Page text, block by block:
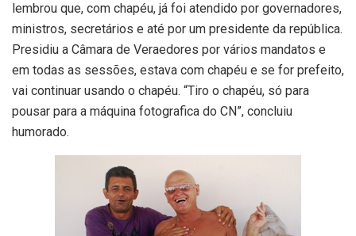
lembrou que, com chapéu, já foi atendido por governadores,
ministros, secretários e até por um presidente da república.
Presidiu a Câmara de Veraedores por vários mandatos e
em todas as sessões, estava com chapéu e se for prefeito,
vai continuar usando o chapéu. “Tiro o chapéu, só para
pousar para a máquina fotografica do CN”, concluiu
humorado.